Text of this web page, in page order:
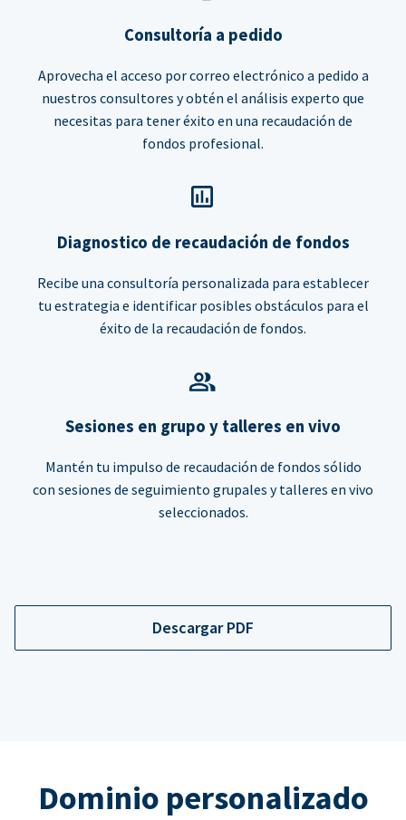
Consultoría a pedido
Aprovecha el acceso por correo electrónico a pedido a
nuestros consultores y obtén el análisis experto que
necesitas para tener éxito en una recaudación de
fondos profesional.
Diagnostico de recaudación de fondos
Recibe una consultoría personalizada para establecer
tu estrategia e identificar posibles obstáculos para el
éxito de la recaudación de fondos.
Sesiones en grupo y talleres en vivo
Mantén tu impulso de recaudación de fondos sólido
con sesiones de seguimiento grupales y talleres en vivo
seleccionados.
Descargar PDF
Dominio personalizado